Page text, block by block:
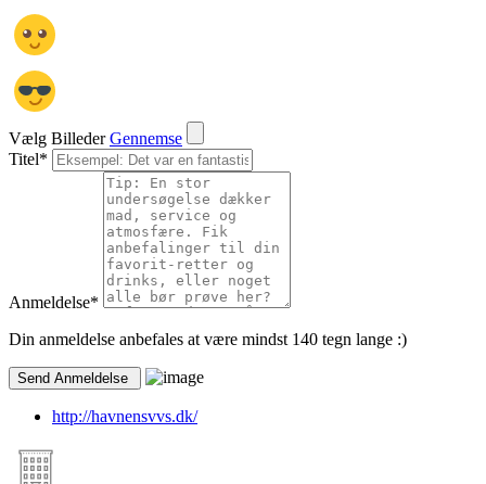
Vælg Billeder Gennemse
Titel*
Anmeldelse*
Din anmeldelse anbefales at være mindst 140 tegn lange :)
http://havnensvvs.dk/